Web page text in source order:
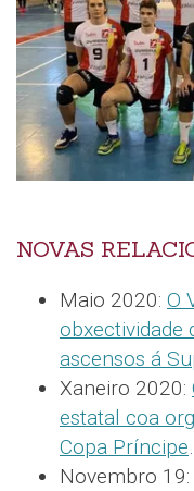
NOVAS
Maio 2020: O
obxectividade
ascensos á
Xaneiro 2020:
estatal coa
Copa Príncipe.
Novembro 19: